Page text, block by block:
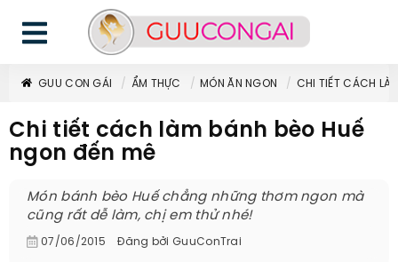
GUU CON GÁI ẨM THỰC MÓN ĂN NGON CHI TIẾT CÁCH
Chi tiết cách làm bánh bèo Huế
ngon đến mê
Món bánh bèo Huế chẳng những thơm ngon mà
cũng rất dễ làm, chị em thử nhé!
07/06/2015 Đăng bởi GuuConTrai